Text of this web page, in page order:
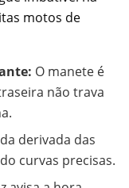
motos de
O manete é
não trava
derivada das
curvas precisas.